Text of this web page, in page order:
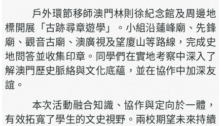
戶外環節移師澳門林則徐紀念館及周邊地
標開展「古跡尋章遊學」。小組沿蓮峰廟、先鋒
廟、觀音古廟、澳廣視及望廈山等路線，完成史
地問答並收集印章。同學們在實地考察中深入了
解澳門歷史脈絡與文化底蘊，並在協作中加深友
誼。
本次活動融合知識、協作與定向於一體，
有效拓寬了學生的文史視野。兩校期望未來持續